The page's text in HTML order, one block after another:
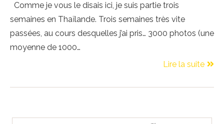
Comme je vous le disais ici, je suis partie trois
semaines en Thaïlande. Trois semaines très vite
passées, au cours desquelles j’ai pris… 3000 photos (une
moyenne de 1000…
Lire la suite